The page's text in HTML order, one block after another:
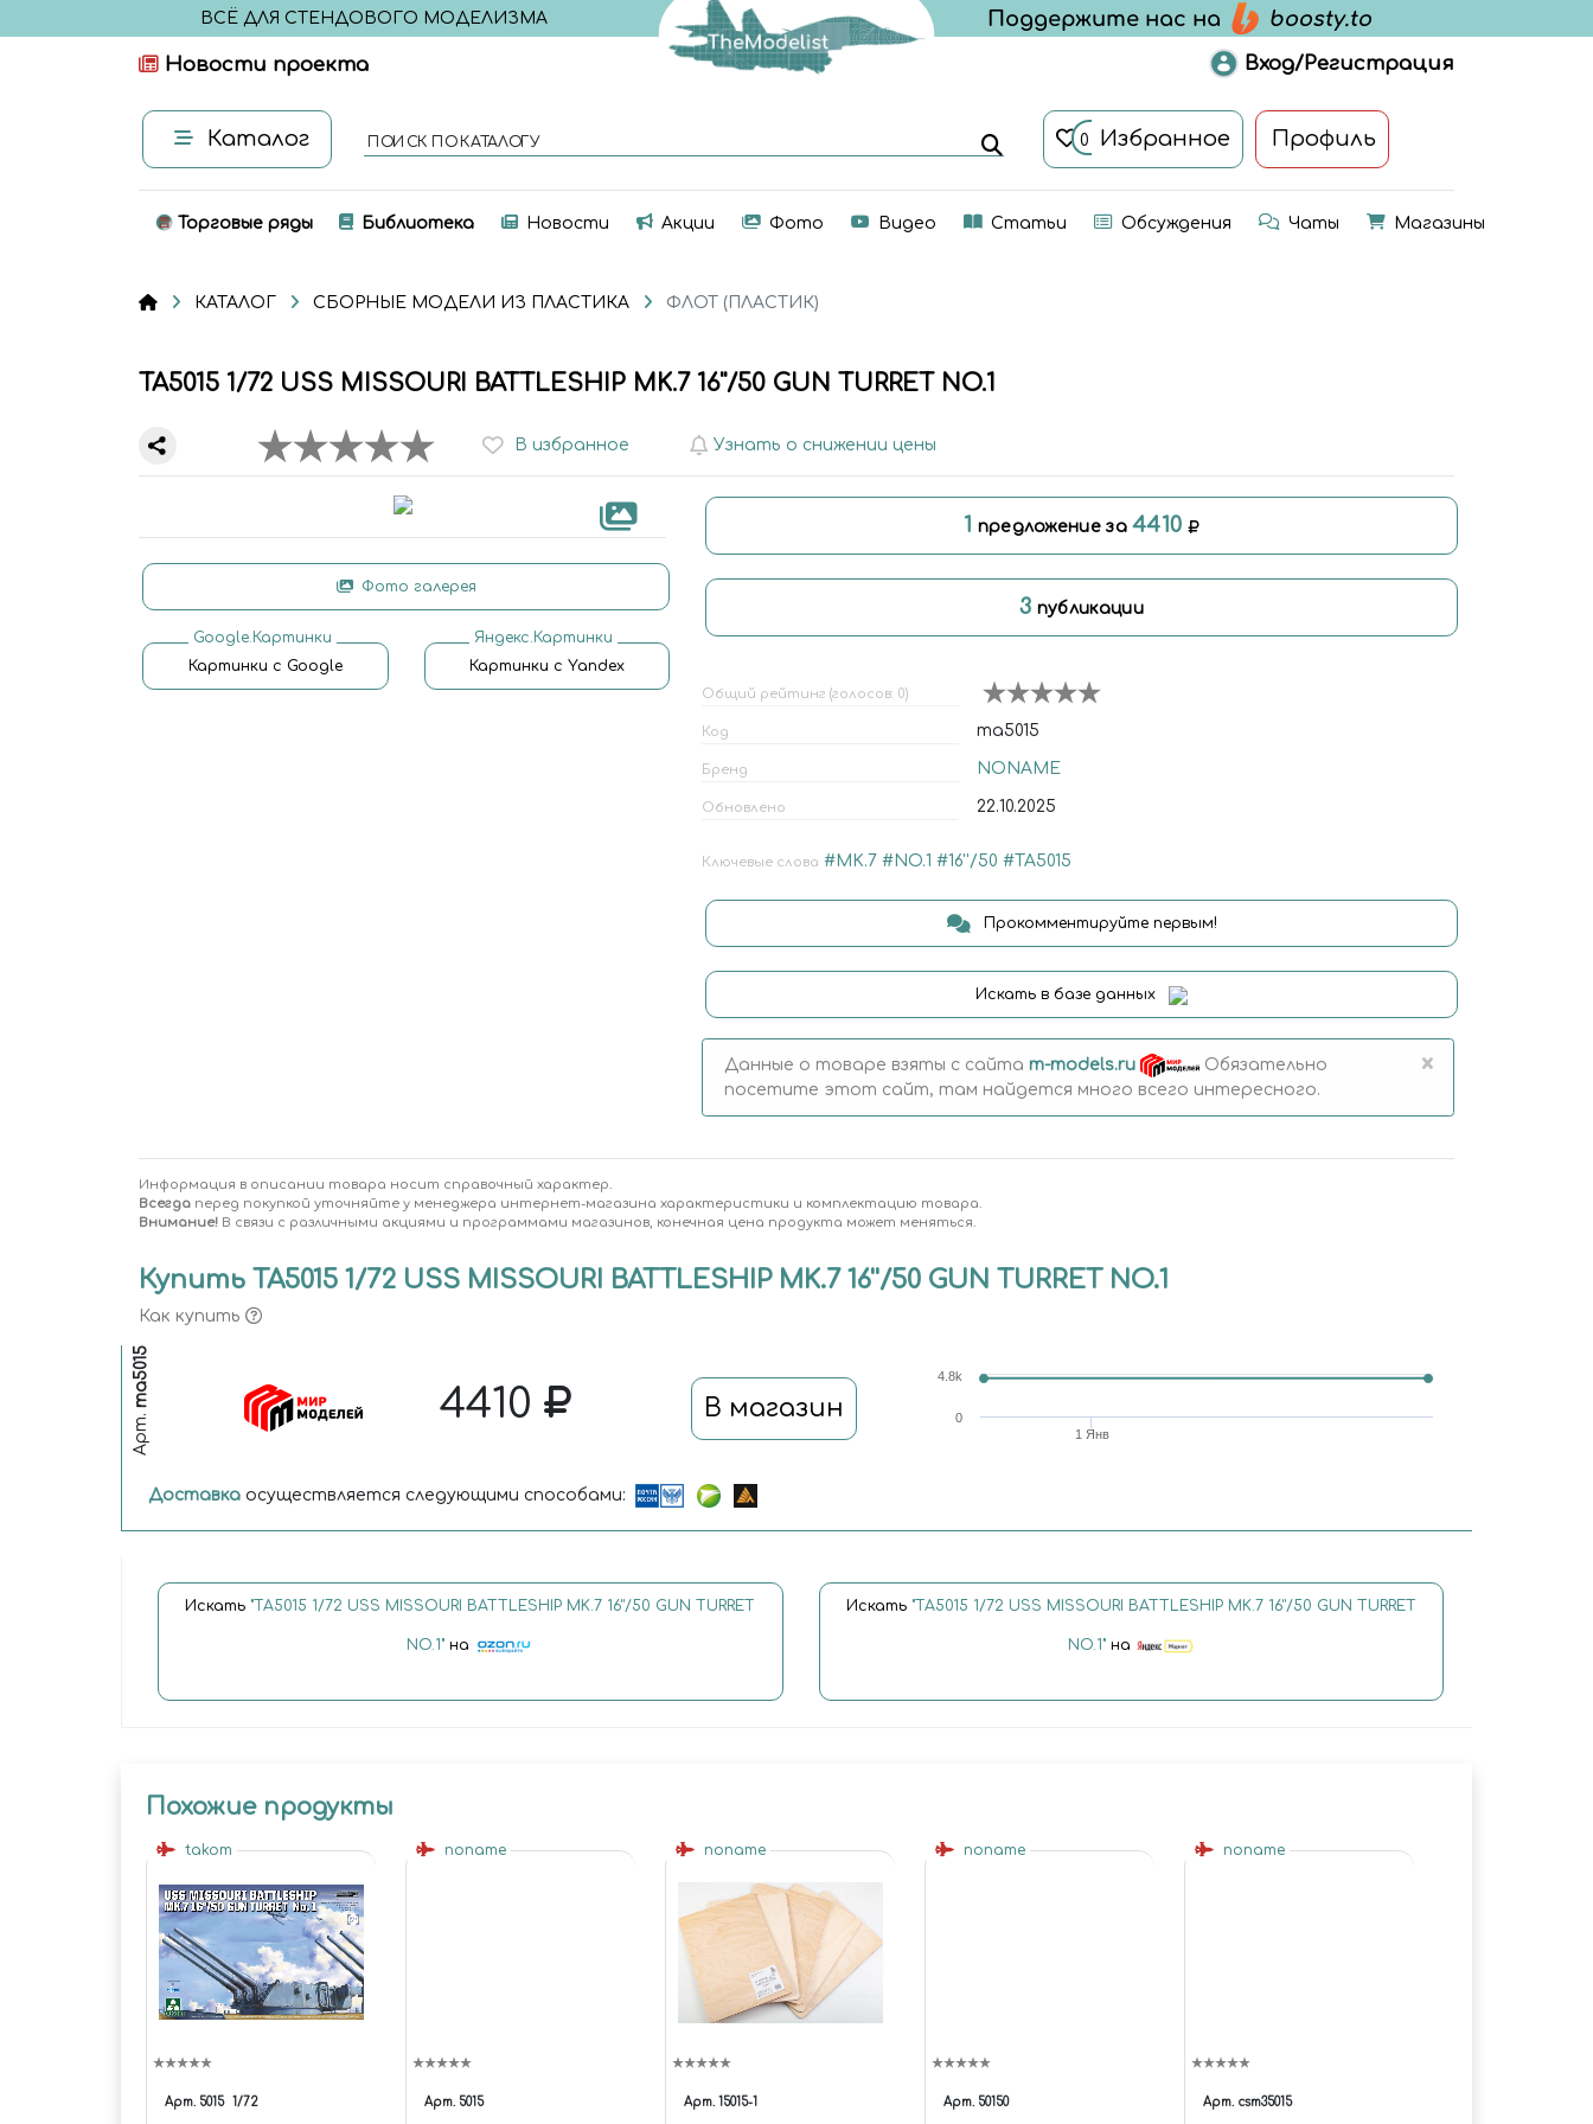
ВСЁ ДЛЯ СТЕНДОВОГО МОДЕЛИЗМА
Новости проекта Вход/Регистрация
Каталог ПОИСК ПО КАТАЛОГУ 0 Избранное Профиль
Торговые ряды Библиотека Новости Акции Фото Видео Статьи Обсуждения Чаты Магазины
КАТАЛОГ СБОРНЫЕ МОДЕЛИ ИЗ ПЛАСТИКА ФЛОТ (ПЛАСТИК)
ТА5015 1/72 USS MISSOURI BATTLESHIP MK.7 16''/50 GUN TURRET NO.1
В избранное Узнать о снижении цены
Фото галерея
Google.Картинки
Картинки с Google
Яндекс.Картинки
Картинки с Yandex
1 предложение за4410
3 публикации
Общий рейтинг (голосов: 0)
Код та5015
Бренд NONAME
Обновлено 22.10.2025
Ключевые слова #MK.7 #NO.1 #16''/50 #ТА5015
Прокомментируйте первым!
Искать в базе данных
Данные о товаре взяты с сайта m-models.ru
Обязательно
посетите этот сайт, там найдется много всего интересного.
×
Информация в описании товара носит справочный характер.
Всегда перед покупкой уточняйте у менеджера интернет-магазина характеристики и комплектацию товара.
Внимание! В связи с различными акциями и программами магазинов, конечная цена продукта может меняться.
Купить ТА5015 1/72 USS MISSOURI BATTLESHIP MK.7 16''/50 GUN TURRET NO.1
Как купить
Арт.
та5015 4410 В магазин
1 Янв
0
4.8k
Доставка осуществляется следующими способами:
Искать "ТА5015 1/72 USS MISSOURI BATTLESHIP MK.7 16''/50 GUN TURRET
NO.1" на
Искать "ТА5015 1/72 USS MISSOURI BATTLESHIP MK.7 16''/50 GUN TURRET
NO.1"на
Похожие продукты
takom
Арт. 5015 1/72
noname
Арт. 5015
noname
Арт. 15015-1
noname
Арт. 50150
noname
Арт. csm35015